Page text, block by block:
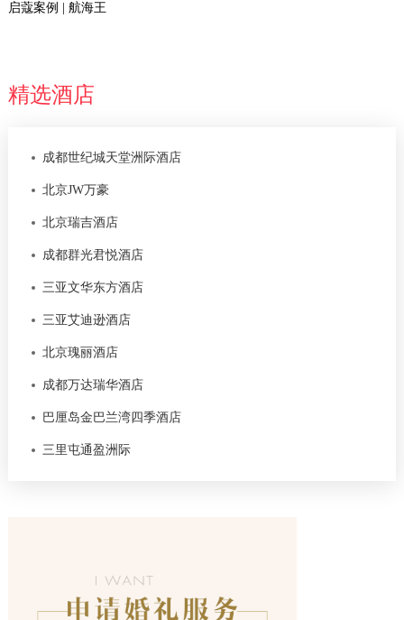
启蔻案例 | 航海王
精选酒店
成都世纪城天堂洲际酒店
北京JW万豪
北京瑞吉酒店
成都群光君悦酒店
三亚文华东方酒店
三亚艾迪逊酒店
北京瑰丽酒店
成都万达瑞华酒店
巴厘岛金巴兰湾四季酒店
三里屯通盈洲际